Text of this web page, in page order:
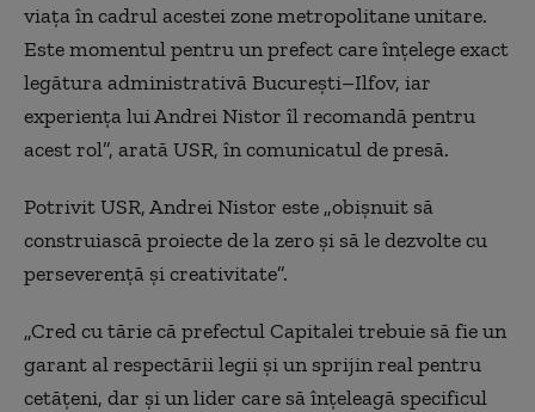
viaţa în cadrul acestei zone metropolitane unitare.
Este momentul pentru un prefect care înţelege exact
legătura administrativă Bucureşti–Ilfov, iar
experienţa lui Andrei Nistor îl recomandă pentru
acest rol”, arată USR, în comunicatul de presă.
Potrivit USR, Andrei Nistor este „obișnuit să
construiască proiecte de la zero și să le dezvolte cu
perseverență și creativitate”.
„Cred cu tărie că prefectul Capitalei trebuie să fie un
garant al respectării legii şi un sprijin real pentru
cetăţeni, dar şi un lider care să înţeleagă specificul